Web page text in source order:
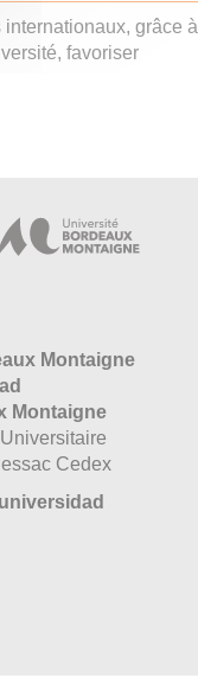
internationaux, grâce à
favoriser
Montaigne
Montaigne
Cedex